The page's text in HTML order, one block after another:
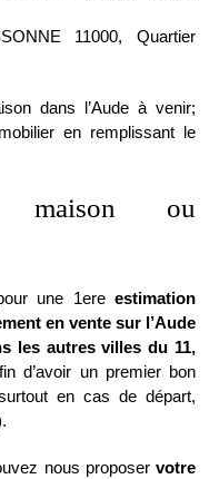
11000, Quartier
dans l’Aude à venir;
en remplissant le
maison ou
une 1ere estimation
en vente sur l’Aude
les autres villes du 11,
d’avoir un premier bon
en cas de départ,
nous proposer votre